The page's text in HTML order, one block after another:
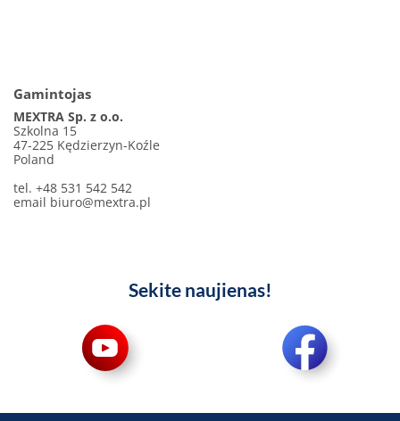
Gamintojas
MEXTRA Sp. z o.o.
Szkolna 15
47-225 Kędzierzyn-Koźle
Poland
tel. +48 531 542 542
email biuro@mextra.pl
Sekite naujienas!